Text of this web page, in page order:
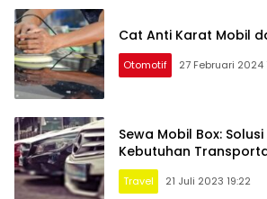
Cat Anti Karat Mobil
Otomotif 27 Februari 2024
Sewa Mobil Box:
Kebutuhan
Travel 21 Juli 2023 19:22